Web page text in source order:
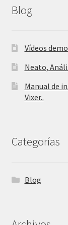
Blog
Vídeos
Neato,
Manual de
Vixer..
Categorías
Blog